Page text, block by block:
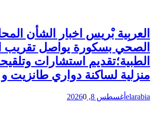
العربِية بْريس اخبار الشأن
الصحي بسكورة يواصل تقريب
الطبية؛تقديم استشارات
منزلية لساكنة دواري طانزيت و
elarabia أغسطس 8, 2026 0